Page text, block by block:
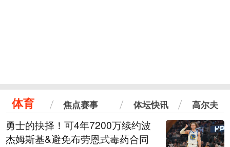
体育 焦点赛事 体坛快讯 高尔夫
勇士的抉择！可4年7200万续约波
杰姆斯基&避免布劳恩式毒药合同